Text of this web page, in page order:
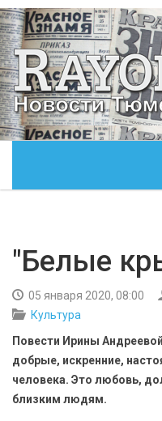
ОБЩЕСТВО
ЭКОНОМИКА
"Белые
05 января 2020, 08:00
Культура
Повести Ирины
добрые, искренние,
человека. Это любовь,
близким людям.